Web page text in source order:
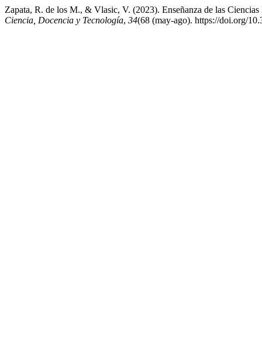
Zapata, R. de los M., & Vlasic, V. (2023). Enseñanza de las
Ciencia, Docencia y Tecnología, 34(68 (may-ago). https://doi.org/